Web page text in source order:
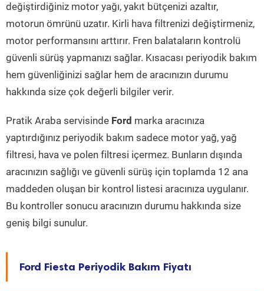
değiştirdiğiniz motor yağı, yakıt bütçenizi azaltır,
motorun ömrünü uzatır. Kirli hava filtrenizi değiştirmeniz,
motor performansını arttırır. Fren balataların kontrolü
güvenli sürüş yapmanızı sağlar. Kısacası periyodik bakım
hem güvenliğinizi sağlar hem de aracınızın durumu
hakkında size çok değerli bilgiler verir.
Pratik Araba servisinde Ford marka aracınıza
yaptırdığınız periyodik bakım sadece motor yağ, yağ
filtresi, hava ve polen filtresi içermez. Bunların dışında
aracınızın sağlığı ve güvenli sürüş için toplamda 12 ana
maddeden oluşan bir kontrol listesi aracınıza uygulanır.
Bu kontroller sonucu aracınızın durumu hakkında size
geniş bilgi sunulur.
Ford Fiesta Periyodik Bakım Fiyatı